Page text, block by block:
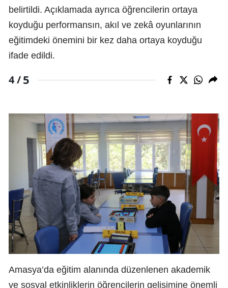
belirtildi. Açıklamada ayrıca öğrencilerin ortaya
koyduğu performansın, akıl ve zekâ oyunlarının
eğitimdeki önemini bir kez daha ortaya koyduğu
ifade edildi.
4 /5
Amasya’da eğitim alanında düzenlenen akademik
ve sosyal etkinliklerin öğrencilerin gelişimine önemli